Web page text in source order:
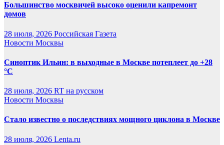
Большинство москвичей высоко оценили капремонт
домов
28 июля, 2026 Российская Газета
Новости Москвы
Синоптик Ильин: в выходные в Москве потеплеет до +28
°C
28 июля, 2026 RT на русском
Новости Москвы
Стало известно о последствиях мощного циклона в Москве
28 июля, 2026 Lenta.ru